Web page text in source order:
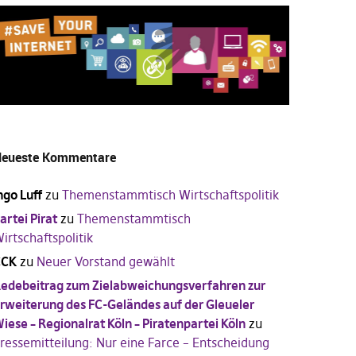
Kommentare
Luffzu Themenstammtisch Wirtschaftspolitik
Piratzu Themenstammtisch
zu Neuer Vorstand gewählt
zum Zielabweichungsverfahren zur
des FC-Geländes auf der Gleueler
– Regionalrat Köln – Piratenpartei Kölnzu
Nur eine Farce – Entscheidung